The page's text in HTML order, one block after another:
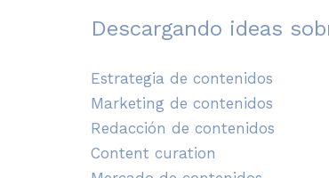
Descargando ideas
Estrategia de contenidos
Marketing de contenidos
Redacción de contenidos
Content curation